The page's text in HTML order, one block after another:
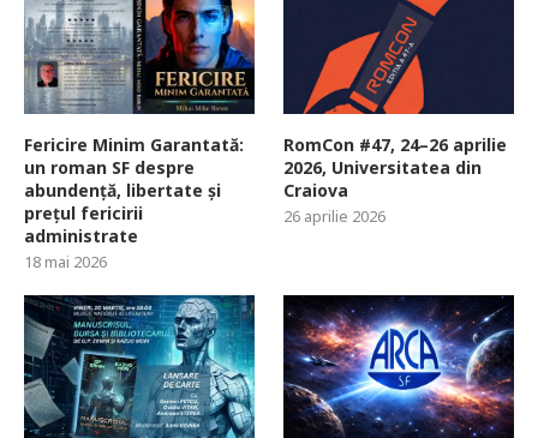
Fericire Minim Garantată:
un roman SF despre
abundență, libertate și
prețul fericirii
administrate
18 mai 2026
RomCon #47, 24–26 aprilie
2026, Universitatea din
Craiova
26 aprilie 2026